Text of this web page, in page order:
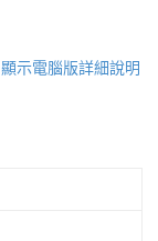
顯示電腦版詳細說明